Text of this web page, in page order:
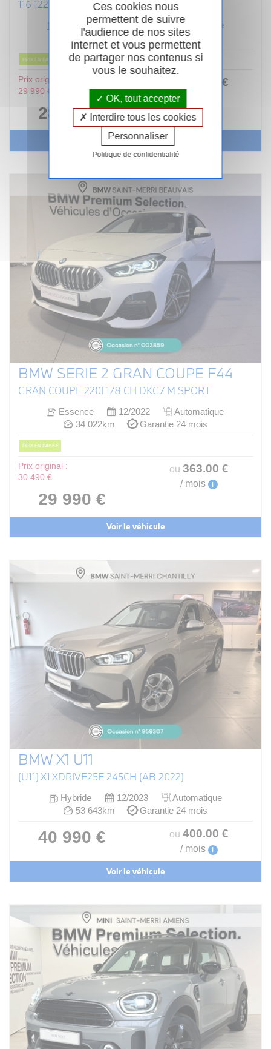
116 122 CH DKG7 M SPORT DESIGN
Essence 11/2024
Automatique
22 000km
Garantie 24 mois
PRIX EN BAISSE
Prix original :
29 990 €
28 490 €
€
/ mois
Voir le véhicule
BMW SERIE 2 GRAN COUPE F44
GRAN COUPE 220I 178 CH DKG7 M SPORT
Essence 12/2022
Automatique
34 022km
Garantie 24 mois
PRIX EN BAISSE
Prix original :
30 490 €
29 990 €
ou 363.00 €
/ mois i
Voir le véhicule
BMW X1 U11
(U11) X1 XDRIVE25E 245CH (AB 2022)
Hybride 12/2023
Automatique
53 643km
Garantie 24 mois
40 990 € ou 400.00 €
/ mois i
Voir le véhicule
Ces cookies nous
permettent de suivre
l'audience de nos sites
internet et vous permettent
de partager nos contenus si
vous le souhaitez.
OK, tout accepter
Interdire tous les cookies
Personnaliser
Politique de confidentialité